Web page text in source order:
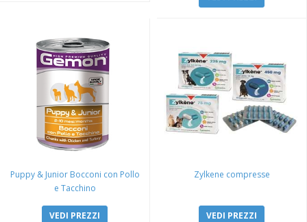
Puppy & Junior Bocconi con Pollo
e Tacchino
VEDI PREZZI
Zylkene compresse
VEDI PREZZI